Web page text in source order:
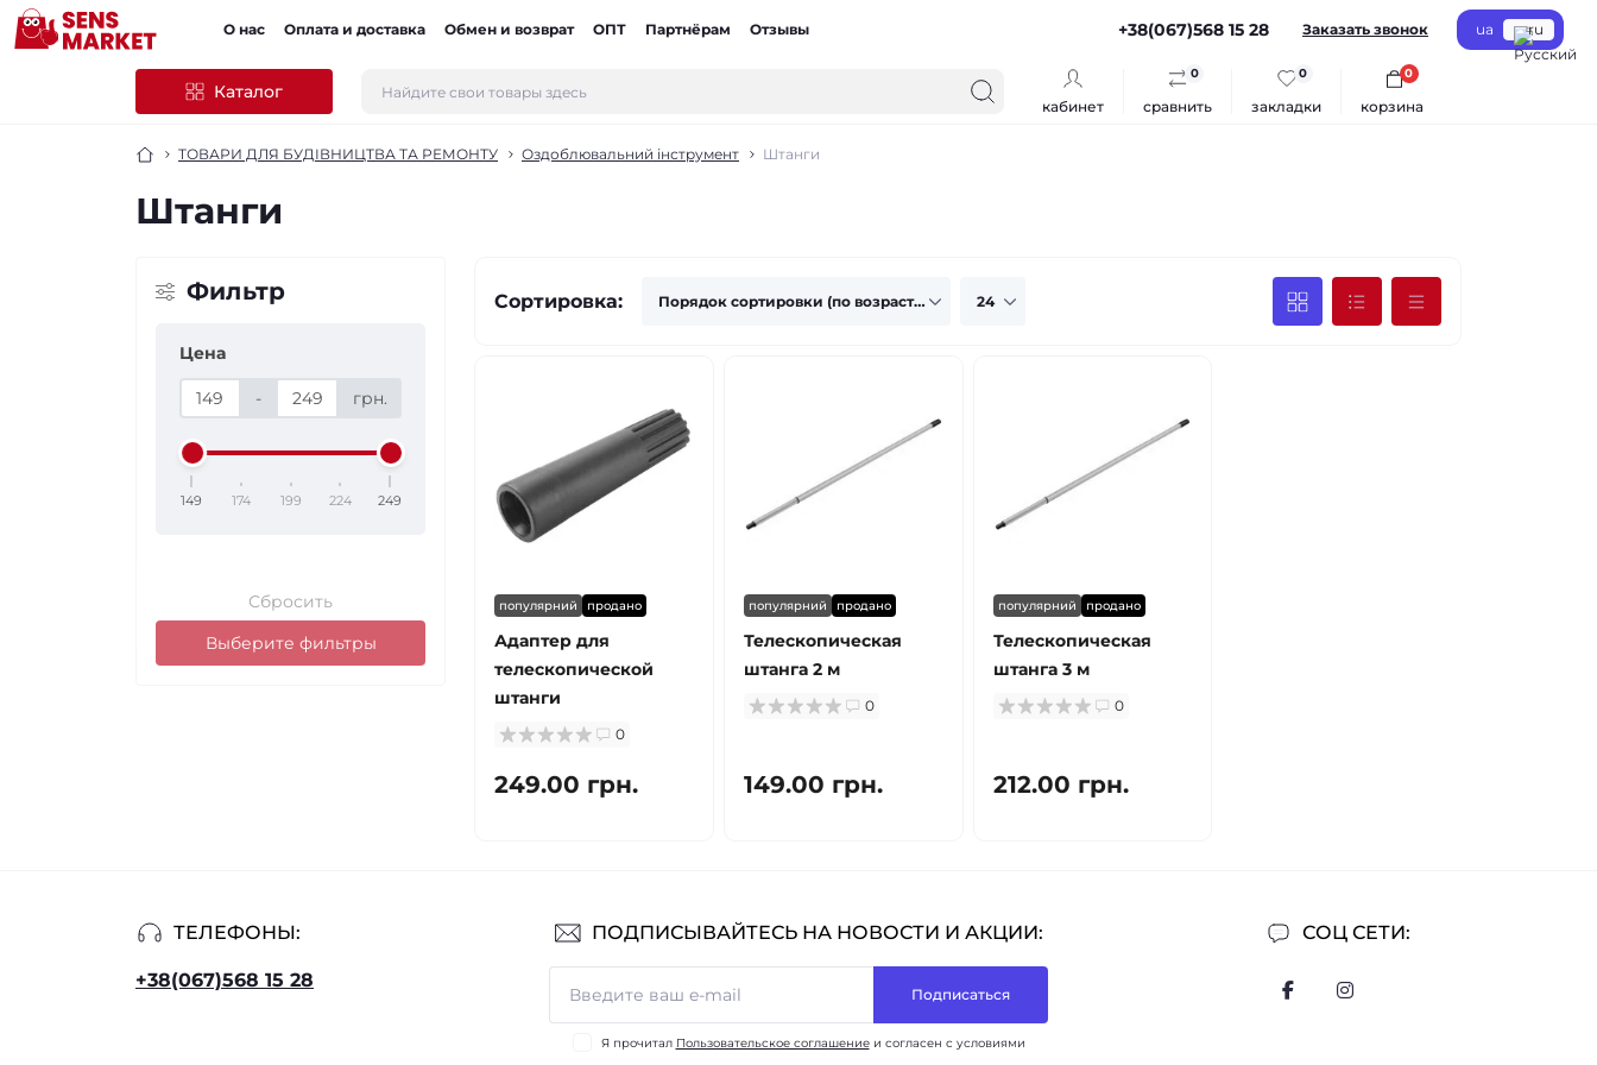
О нас Оплата и доставка Обмен и возврат ОПТ Партнёрам Отзывы +38(067)568 15 28 Заказать звонок ua ru
Каталог
кабинет сравнить
0
закладки
0
корзина
0
ТОВАРИ ДЛЯ БУДІВНИЦТВА ТА РЕМОНТУ Оздоблювальний інструмент Штанги
Штанги
Фильтр
Цена
- грн.
149 174 199 224 249
Сбросить
Выберите фильтры
Сортировка:
популярний продано
Адаптер для
телескопической
штанги
0
249.00 грн.
популярний продано
Телескопическая
штанга 2 м
0
149.00 грн.
популярний продано
Телескопическая
штанга 3 м
0
212.00 грн.
ТЕЛЕФОНЫ:
+38(067)568 15 28
СОЦ СЕТИ:
ПОДПИСЫВАЙТЕСЬ НА НОВОСТИ И АКЦИИ:
Подписаться
Я прочитал Пользовательское соглашениеи согласен с условиями